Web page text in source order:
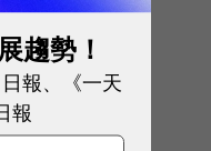
趨勢！
報、《一天
報